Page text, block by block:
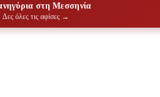
στη Μεσσηνία
Δες όλες τις αφίσες →